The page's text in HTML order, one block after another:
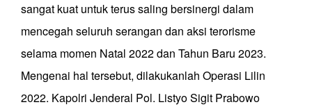
sangat kuat untuk terus saling bersinergi dalam
mencegah seluruh serangan dan aksi terorisme
selama momen Natal 2022 dan Tahun Baru 2023.
Mengenai hal tersebut, dilakukanlah Operasi Lilin
2022. Kapolri Jenderal Pol. Listyo Sigit Prabowo